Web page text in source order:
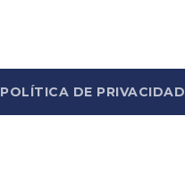
POLÍTICA DE PRIVACIDAD